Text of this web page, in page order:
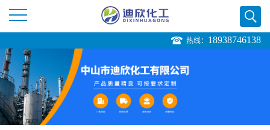
司
首
热线： 18938746138